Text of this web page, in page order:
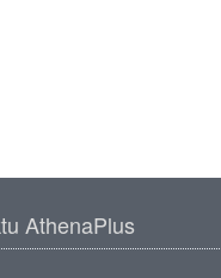
AthenaPlus